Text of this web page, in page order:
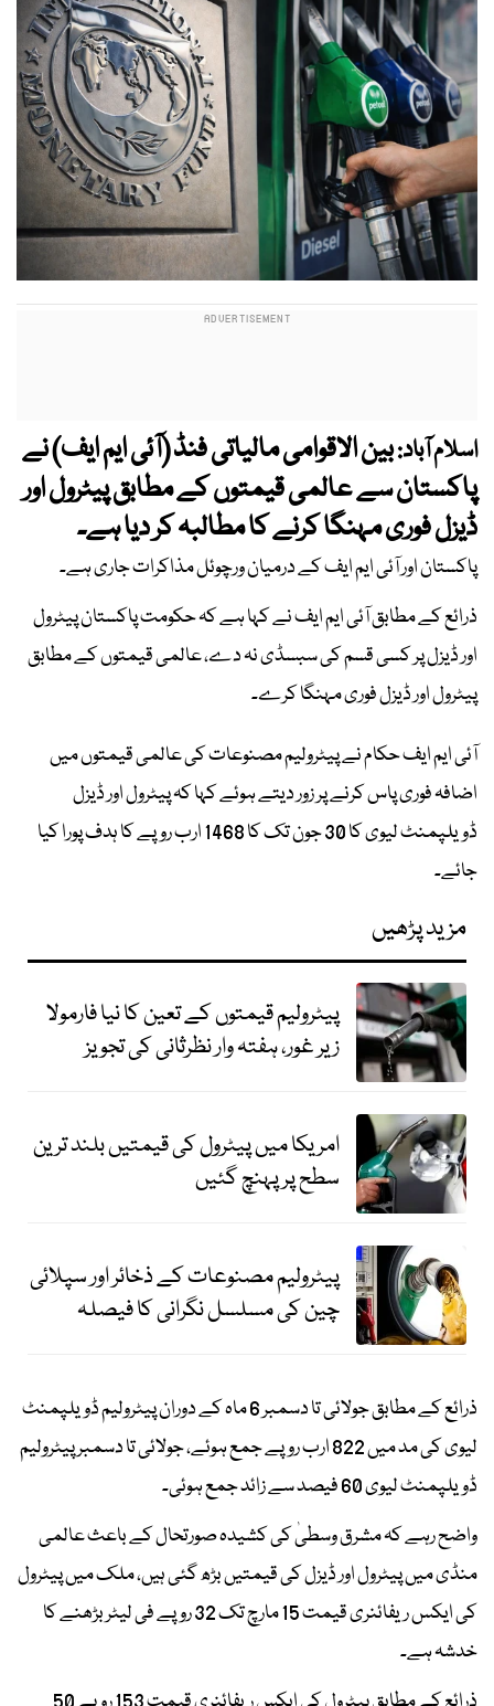
اسلام آباد:بین الاقوامی مالیاتی فنڈ (آئی ایم ایف) نے
پاکستان سے عالمی قیمتوں کے مطابق پیٹرول اور
ڈیزل فوری مہنگا کرنے کا مطالبہ کر دیا ہے۔
پاکستان اور آئی ایم ایف کے درمیان ورچوئل مذاکرات جاری ہے۔
ذرائع کے مطابق آئی ایم ایف نے کہا ہے کہ حکومت پاکستان پیٹرول
اور ڈیزل پر کسی قسم کی سبسڈی نہ دے، عالمی قیمتوں کے مطابق
پیٹرول اور ڈیزل فوری مہنگا کرے۔
آئی ایم ایف حکام نے پیٹرولیم مصنوعات کی عالمی قیمتوں میں
اضافہ فوری پاس کرنے پر زور دیتے ہوئے کہا کہ پیٹرول اور ڈیزل
ڈویلپمنٹ لیوی کا 30 جون تک کا 1468 ارب روپے کا ہدف پورا کیا
جائے۔
مزید پڑھیں
پیٹرولیم قیمتوں کے تعین کا نیا فارمولا
زیر غور، ہفتہ وار نظرثانی کی تجویز
امریکا میں پیٹرول کی قیمتیں بلند ترین
سطح پر پہنچ گئیں
پیٹرولیم مصنوعات کے ذخائر اور سپلائی
چین کی مسلسل نگرانی کا فیصلہ
ذرائع کے مطابق جولائی تا دسمبر 6 ماہ کے دوران پیٹرولیم ڈویلپمنٹ
لیوی کی مد میں 822 ارب روپے جمع ہوئے، جولائی تا دسمبر پیٹرولیم
ڈویلپمنٹ لیوی 60 فیصد سے زائد جمع ہوئی۔
واضح رہے کہ مشرق وسطیٰ کی کشیدہ صورتحال کے باعث عالمی
منڈی میں پیٹرول اور ڈیزل کی قیمتیں بڑھ گئی ہیں، ملک میں پیٹرول
کی ایکس ریفائنری قیمت 15 مارچ تک 32 روپے فی لیٹر بڑھنے کا
خدشہ ہے۔